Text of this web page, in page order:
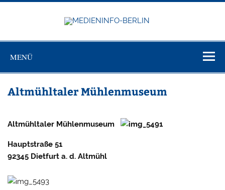
Zum
MENÜ
Altmühltaler Mühlenmuseum
Altmühltaler Mühlenmuseum
Hauptstraße 51
92345 Dietfurt a. d. Altmühl